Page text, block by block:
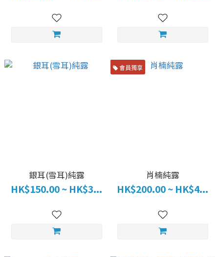
銀耳(雪耳)純露
HK$150.00 ~ HK$3...
會員獨享
肖楠純露
HK$200.00 ~ HK$4...